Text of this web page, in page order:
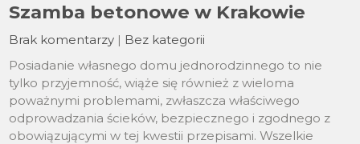
Szamba betonowe w Krakowie
Brak komentarzy | Bez kategorii
Posiadanie własnego domu jednorodzinnego to nie
tylko przyjemność, wiąże się również z wieloma
poważnymi problemami, zwłaszcza właściwego
odprowadzania ścieków, bezpiecznego i zgodnego z
obowiązującymi w tej kwestii przepisami. Wszelkie